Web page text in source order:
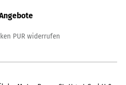
PUR widerrufen